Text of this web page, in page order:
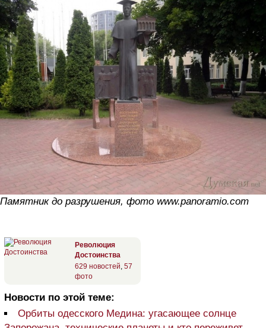
Памятник до разрушения, фото www.panoramio.com
Революция
Достоинства
629 новостей, 57
фото
Новости по этой теме:
Орбиты одесского Медина: угасающее солнце